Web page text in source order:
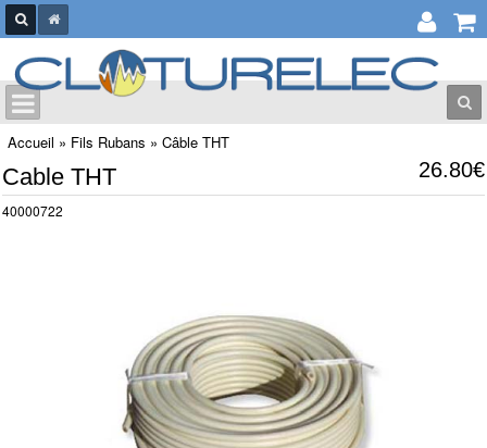
Accueil » Fils Rubans » Câble THT
26.80€
Cable THT
40000722